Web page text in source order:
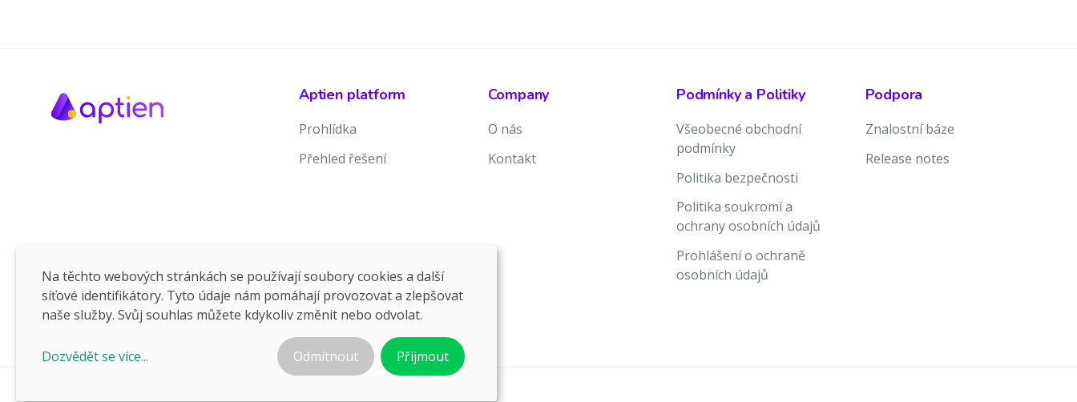
Aptien platform
Prohlídka
Přehled řešení
Company
O nás
Kontakt
Podmínky a Politiky
Všeobecné obchodní
podmínky
Politika bezpečnosti
Politika soukromí a
ochrany osobních údajů
Prohlášení o ochraně
osobních údajů
Podpora
Znalostní báze
Release notes
Na těchto webových stránkách se používají soubory cookies a další
síťové identifikátory. Tyto údaje nám pomáhají provozovat a zlepšovat
naše služby. Svůj souhlas můžete kdykoliv změnit nebo odvolat.
Dozvědět se více... Odmítnout Přijmout